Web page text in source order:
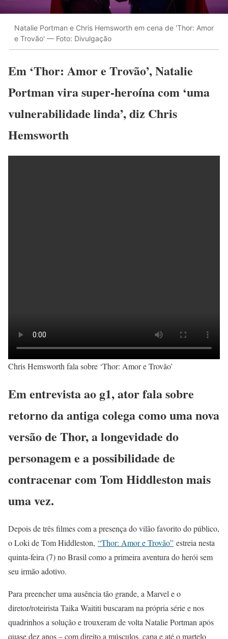
Natalie Portman e Chris Hemsworth em cena de 'Thor: Amor
e Trovão' — Foto: Divulgação
Em ‘Thor: Amor e Trovão’, Natalie
Portman vira super-heroína com ‘uma
vulnerabilidade linda’, diz Chris
Hemsworth
Chris Hemsworth fala sobre ‘Thor: Amor e Trovão’
Em entrevista ao g1, ator fala sobre
retorno da antiga colega como uma nova
versão de Thor, a longevidade do
personagem e a possibilidade de
contracenar com Tom Hiddleston mais
uma vez.
Depois de três filmes com a presença do vilão favorito do público,
o Loki de Tom Hiddleston, “Thor: Amor e Trovão” estreia nesta
quinta-feira (7) no Brasil como a primeira aventura do herói sem
seu irmão adotivo.
Para preencher uma ausência tão grande, a Marvel e o
diretor/roteirista Taika Waititi buscaram na própria série e nos
quadrinhos a solução e trouxeram de volta Natalie Portman após
quase dez anos – com direito a músculos, capa e até o martelo